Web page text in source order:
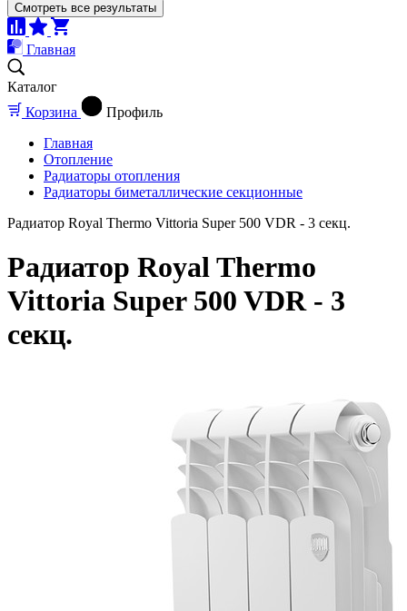
Смотреть все результаты
Главная
Каталог
Корзина
Профиль
Главная
Отопление
Радиаторы отопления
Радиаторы биметаллические секционные
Радиатор Royal Thermo Vittoria Super 500 VDR - 3 секц.
Радиатор Royal Thermo
Vittoria Super 500 VDR - 3
секц.